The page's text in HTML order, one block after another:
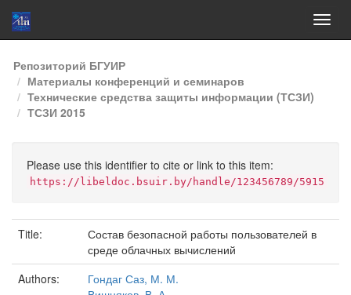
Skip
navigation
Репозиторий БГУИР
Материалы конференций и семинаров
Технические средства защиты информации (ТСЗИ)
ТСЗИ 2015
Please use this identifier to cite or link to this item:
https://libeldoc.bsuir.by/handle/123456789/5915
Title:
Состав безопасной работы пользователей в
среде облачных вычислений
Authors:
Гондаг Саз, М. М.